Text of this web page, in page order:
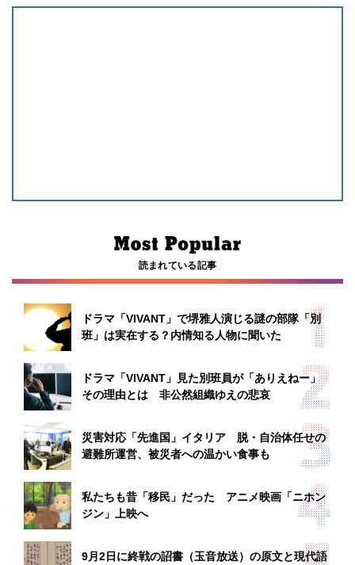
読まれている記事
ドラマ「VIVANT」で堺雅人演じる謎の部隊「別
班」は実在する？内情知る人物に聞いた
ドラマ「VIVANT」見た別班員が「ありえねー」
その理由とは 非公然組織ゆえの悲哀
災害対応「先進国」イタリア 脱・自治体任せの
避難所運営、被災者への温かい食事も
私たちも昔「移民」だった アニメ映画「ニホン
ジン」上映へ
9月2日に終戦の詔書（玉音放送）の原文と現代語